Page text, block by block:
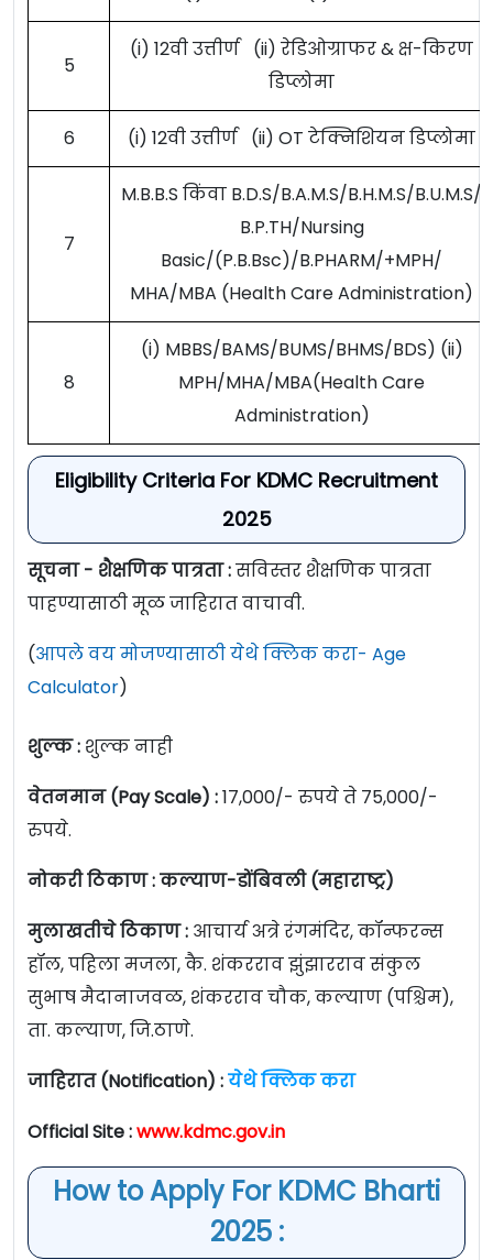
5
(i) 12वी उत्तीर्ण (ii) रेडिओग्राफर & क्ष-किरण
डिप्लोमा
6 (i) 12वी उत्तीर्ण (ii) OT टेक्निशियन डिप्लोमा
7
M.B.B.S किंवा B.D.S/B.A.M.S/B.H.M.S/B.U.M.S/
B.P.TH/Nursing
Basic/(P.B.Bsc)/B.PHARM/+MPH/
MHA/MBA (Health Care Administration)
8
(i) MBBS/BAMS/BUMS/BHMS/BDS) (ii)
MPH/MHA/MBA(Health Care
Administration)
Eligibility Criteria For KDMC Recruitment
2025
सूचना - शैक्षणिक पात्रता :सविस्तर शैक्षणिक पात्रता
पाहण्यासाठी मूळ जाहिरात वाचावी.
(आपले वय मोजण्यासाठी येथे क्लिक करा- Age
Calculator)
शुल्क : शुल्क नाही
वेतनमान (Pay Scale) :17,000/- रुपये ते 75,000/-
रुपये.
नोकरी ठिकाण : कल्याण-डोंबिवली (महाराष्ट्र)
मुलाखतीचे ठिकाण : आचार्य अत्रे रंगमंदिर, कॉन्फरन्स
हॉल, पहिला मजला, कै. शंकरराव झुंझारराव संकुल
सुभाष मैदानाजवळ, शंकरराव चौक, कल्याण (पश्चिम),
ता. कल्याण, जि.ठाणे.
जाहिरात (Notification) :येथे क्लिक करा
Official Site :www.kdmc.gov.in
How to Apply For KDMC Bharti
2025 :